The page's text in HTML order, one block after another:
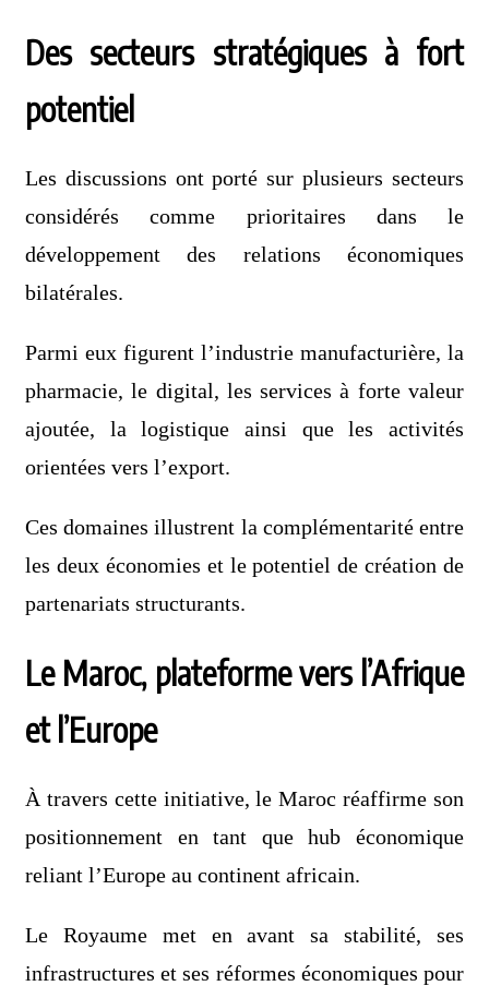
Des secteurs stratégiques à fort
potentiel
Les discussions ont porté sur plusieurs secteurs
considérés comme prioritaires dans le
développement des relations économiques
bilatérales.
Parmi eux figurent l’industrie manufacturière, la
pharmacie, le digital, les services à forte valeur
ajoutée, la logistique ainsi que les activités
orientées vers l’export.
Ces domaines illustrent la complémentarité entre
les deux économies et le potentiel de création de
partenariats structurants.
Le Maroc, plateforme vers l’Afrique
et l’Europe
À travers cette initiative, le Maroc réaffirme son
positionnement en tant que hub économique
reliant l’Europe au continent africain.
Le Royaume met en avant sa stabilité, ses
infrastructures et ses réformes économiques pour